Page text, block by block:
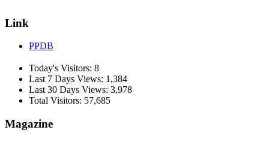
Link
PPDB
Today's Visitors: 8
Last 7 Days Views: 1,384
Last 30 Days Views: 3,978
Total Visitors: 57,685
Magazine